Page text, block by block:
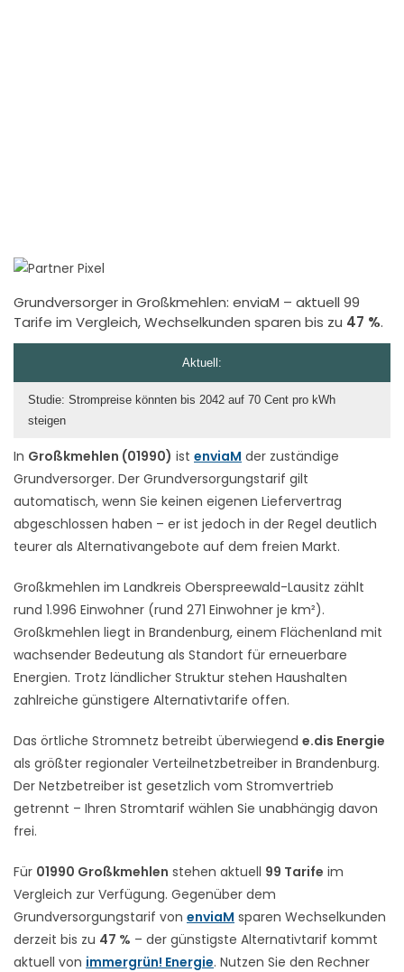
Grundversorger in Großkmehlen: enviaM – aktuell 99
Tarife im Vergleich, Wechselkunden sparen bis zu 47 %.
In Großkmehlen (01990) ist enviaM der zuständige
Grundversorger. Der Grundversorgungstarif gilt
automatisch, wenn Sie keinen eigenen Liefervertrag
abgeschlossen haben – er ist jedoch in der Regel deutlich
teurer als Alternativangebote auf dem freien Markt.
Großkmehlen im Landkreis Oberspreewald-Lausitz zählt
rund 1.996 Einwohner (rund 271 Einwohner je km²).
Großkmehlen liegt in Brandenburg, einem Flächenland mit
wachsender Bedeutung als Standort für erneuerbare
Energien. Trotz ländlicher Struktur stehen Haushalten
zahlreiche günstigere Alternativtarife offen.
Das örtliche Stromnetz betreibt überwiegend e.dis Energie
als größter regionaler Verteilnetzbetreiber in Brandenburg.
Der Netzbetreiber ist gesetzlich vom Stromvertrieb
getrennt – Ihren Stromtarif wählen Sie unabhängig davon
frei.
Für 01990 Großkmehlen stehen aktuell 99 Tarife im
Vergleich zur Verfügung. Gegenüber dem
Grundversorgungstarif von enviaM sparen Wechselkunden
derzeit bis zu 47 % – der günstigste Alternativtarif kommt
aktuell von immergrün! Energie. Nutzen Sie den Rechner
Aktuell:
Studie: Strompreise könnten bis 2042 auf 70 Cent pro kWh
steigen